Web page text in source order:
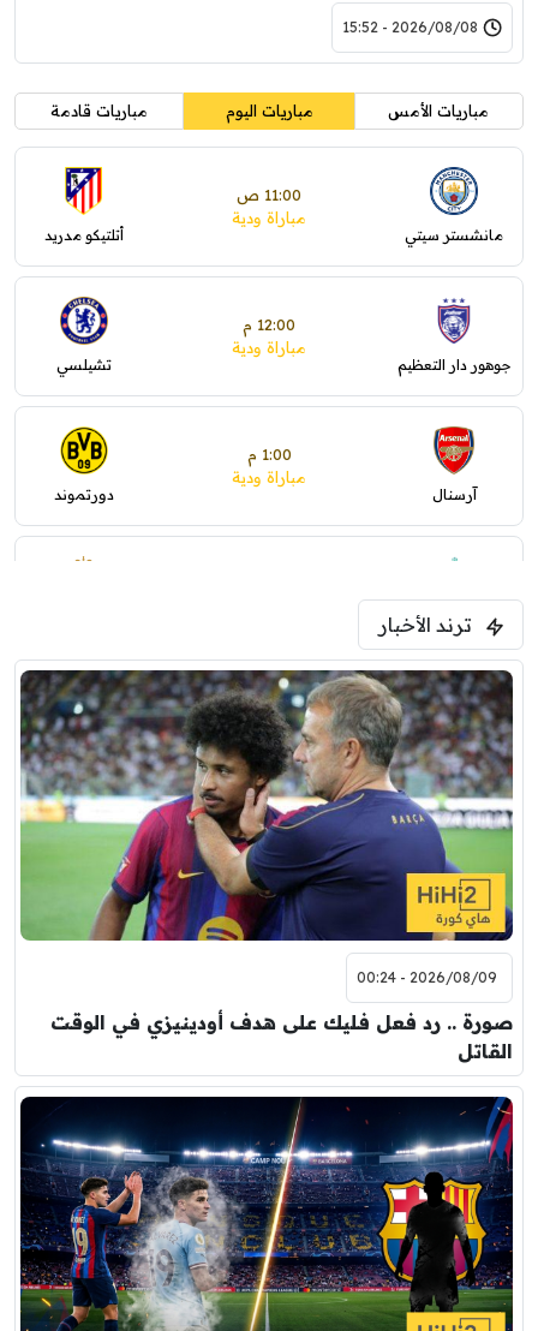
2026/08/08 - 15:52
مباريات الأمس مباريات اليوم مباريات قادمة
مانشستر سيتي
11:00 ص
مباراة ودية
أتلتيكو مدريد
جوهور دار التعظيم
12:00 م
مباراة ودية
تشيلسي
آرسنال
1:00 م
مباراة ودية
دورتموند
ليفربول
ترند الأخبار
2026/08/09 - 00:24
صورة .. رد فعل فليك على هدف أودينيزي في الوقت
القاتل